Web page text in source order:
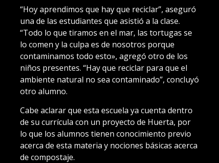
“Hoy aprendimos que hay que reciclar”, aseguró
una de las estudiantes que asistió a la clase.
“Todo lo que tiramos en el mar, las tortugas se
lo comen y la culpa es de nosotros porque
contaminamos todo esto», agregó otro de los
niños presentes. “Hay que reciclar para que el
ambiente natural no sea contaminado”, concluyó
otro alumno.
Cabe aclarar que esta escuela ya cuenta dentro
de su currícula con un proyecto de Huerta, por
lo que los alumnos tienen conocimiento previo
acerca de esta materia y nociones básicas acerca
de compostaje.